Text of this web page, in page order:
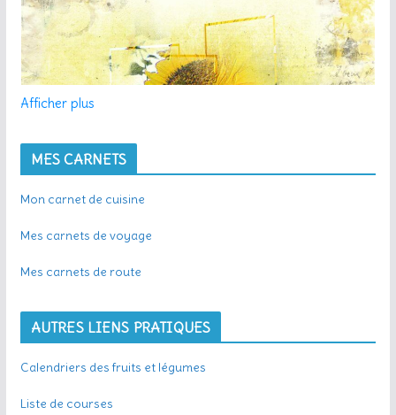
Afficher plus
MES CARNETS
Mon carnet de cuisine
Mes carnets de voyage
Mes carnets de route
AUTRES LIENS PRATIQUES
Calendriers des fruits et légumes
Liste de courses